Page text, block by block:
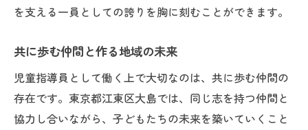
を支える一員としての誇りを胸に刻むことができます。
共に歩む仲間と作る地域の未来
児童指導員として働く上で大切なのは、共に歩む仲間の
存在です。東京都江東区大島では、同じ志を持つ仲間と
協力し合いながら、子どもたちの未来を築いていくこと